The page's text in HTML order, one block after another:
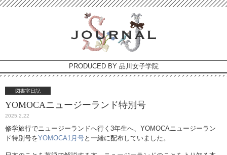
PRODUCED BY 品川女子学院
図書室日記
YOMOCAニュージーランド特別号
2025.2.22
修学旅行でニュージーランドへ行く3年生へ、YOMOCAニュージーラン
ド特別号をYOMOCA1月号と一緒に配布していました。